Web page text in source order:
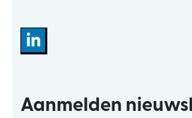
Aanmelden